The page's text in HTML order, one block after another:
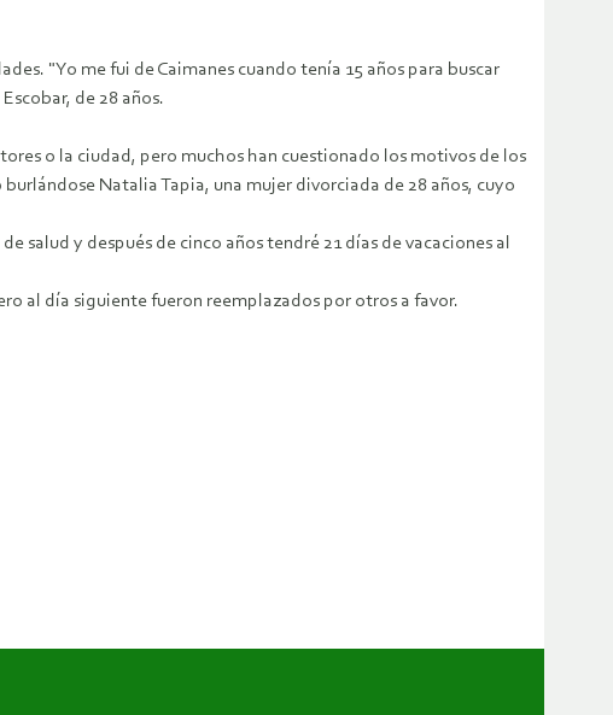
"Yo me fui de Caimanes cuando tenía 15 años para buscar
de 28 años.
o la ciudad, pero muchos han cuestionado los motivos de los
Natalia Tapia, una mujer divorciada de 28 años, cuyo
salud y después de cinco años tendré 21 días de vacaciones al
al día siguiente fueron reemplazados por otros a favor.